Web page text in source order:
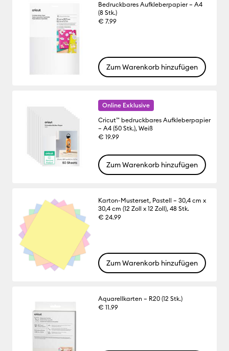
Bedruckbares Aufkleberpapier – A4
(8 Stk.)
€ 7.99
Zum Warenkorb hinzufügen
Online Exklusive
Cricut™ bedruckbares Aufkleberpapier
– A4 (50 Stk.), Weiß
€ 19.99
Zum Warenkorb hinzufügen
Karton-Musterset, Pastell – 30,4 cm x
30,4 cm (12 Zoll x 12 Zoll), 48 Stk.
€ 24.99
Zum Warenkorb hinzufügen
Aquarellkarten – R20 (12 Stk.)
€ 11.99